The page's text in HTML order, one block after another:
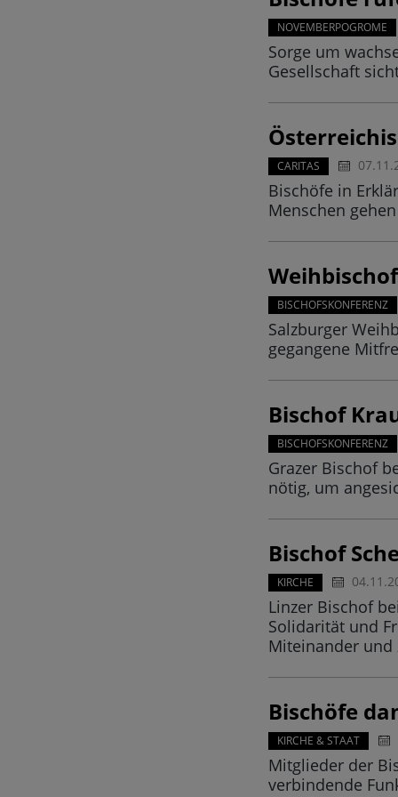
NOVEMBERPOGROME
Sorge um
Gesellschaft
CARITAS
Bischöfe in
Menschen
BISCHOFSKONFERENZ
Salzburger
gegangene
Bischof
BISCHOFSKONFERENZ
Grazer Bischof
nötig, um
Bischof
KIRCHE
Linzer Bischof
Solidarität und
Miteinander und
Bischöfe
KIRCHE & STAAT
Mitglieder der
verbindende